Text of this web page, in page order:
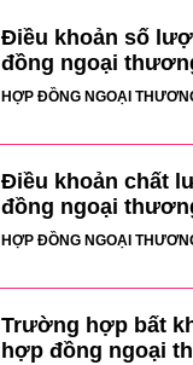
Điều khoản số
đồng ngoại
HỢP ĐỒNG NGOẠI
Điều khoản chất
đồng ngoại
HỢP ĐỒNG NGOẠI
Trường hợp bất
hợp đồng ngoại